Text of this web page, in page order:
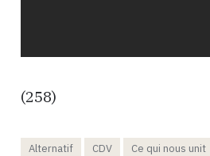
(258)
Alternatif CDV
Ce qui nous unit